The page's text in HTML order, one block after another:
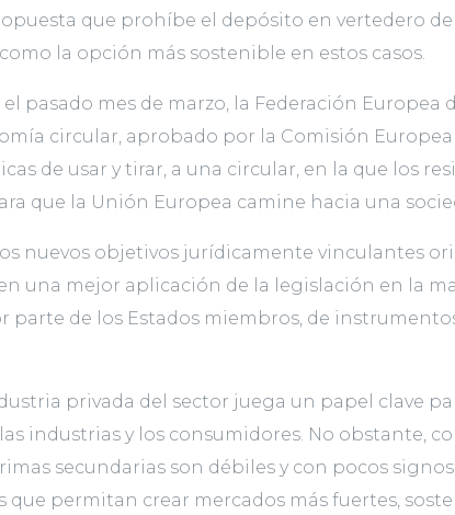
que prohíbe el depósito en vertedero
la opción más sostenible en estos casos.
pasado mes de marzo, la Federación Europea
circular, aprobado por la Comisión
de usar y tirar, a una circular, en la que los
que la Unión Europea camine hacia una
nuevos objetivos jurídicamente vinculantes
una mejor aplicación de la legislación en la
parte de los Estados miembros, de
privada del sector juega un papel clave
industrias y los consumidores. No obstante,
secundarias son débiles y con pocos
permitan crear mercados más fuertes,